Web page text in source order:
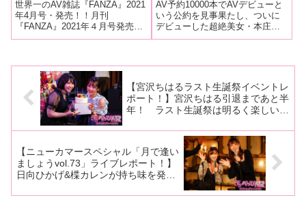
タビューで告白！女優イン
タビューは紗倉まなが降
臨!! 本庄鈴、加賀美さらも
藤田こずえ、柊木楓、楠美
める！
世界一のAV雑誌『FANZA』2021
年4月号・発売！！月刊
『FANZA』2021年４月号発売！
春のパンツまつりが３月３日ス
の気になる内容ですが…表紙は
令和グラドルランキングNo.
自分でも攻めてみたいって
思いますね。女教師とか、
ナース服も着てみたい」後
AV予約10000本でAVデビューと
いう公約を見事果たし、ついに
デビューした超絶美女・本庄鈴
ちゃんインタビュー。こんな美
半身重視派、ナース服も着てみ
たい
【宮沢ちはるラスト生誕祭イベントレ
ポート！】宮沢ちはる引退まであと半
年！ ラスト生誕祭は明るく楽しいア
ゆずもトークで盛り上げ祝福！
【ニューカマースペシャル「月で逢い
ましょうvol.73」ライブレポート！】
日向ひかげ&楪カレンが持ち味を発揮
ネライブを支えるニューカマーがデビ